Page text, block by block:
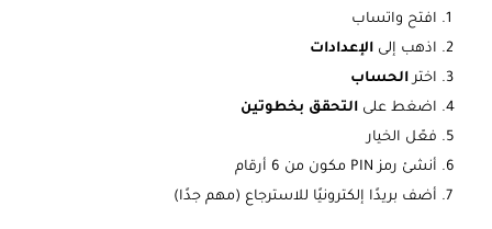
افتح واتساب
اذهب إلى الإعدادات
اخترالحساب
اضغط على التحقق بخطوتين
فعّل الخيار
أنشئ رمز PIN مكون من 6 أرقام
أضف بريدًا إلكترونيًا للاسترجاع (مهم جدًا)